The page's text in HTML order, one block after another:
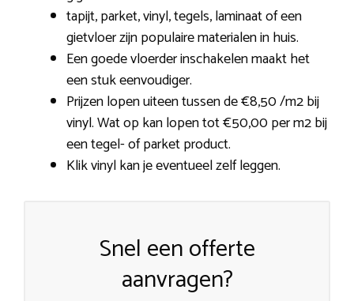
tapijt, parket, vinyl, tegels, laminaat of een
gietvloer zijn populaire materialen in huis.
Een goede vloerder inschakelen maakt het
een stuk eenvoudiger.
Prijzen lopen uiteen tussen de €8,50 /m2 bij
vinyl. Wat op kan lopen tot €50,00 per m2 bij
een tegel- of parket product.
Klik vinyl kan je eventueel zelf leggen.
Snel een offerte
aanvragen?